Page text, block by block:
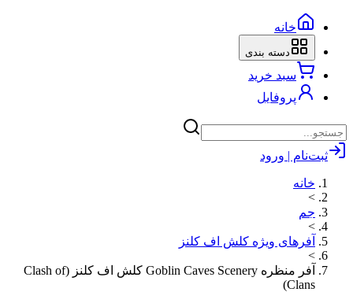
خانه
دسته بندی
سبد خرید
پروفایل
ثبت‌نام | ورود
خانه
>
جم
>
آفرهای ویژه کلش اف کلنز
>
آفر منظره Goblin Caves Scenery کلش اف کلنز (Clash of
Clans)